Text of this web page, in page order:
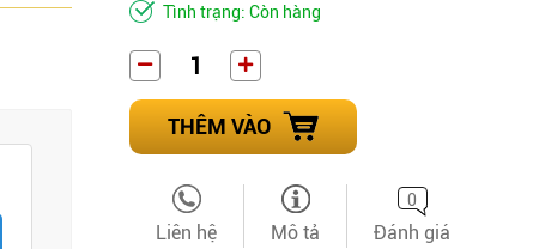
Tình trạng: Còn hàng
THÊM VÀO
Liên hệ Mô tả
0
Đánh giá